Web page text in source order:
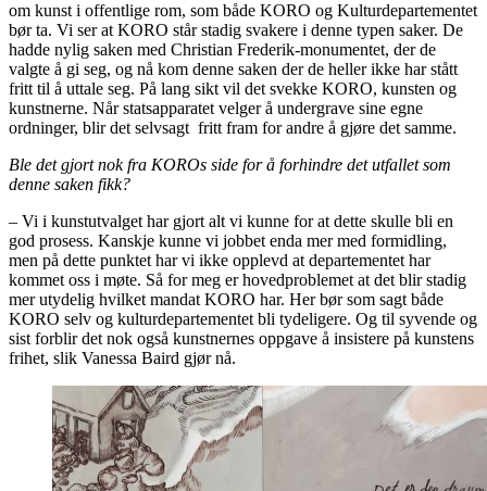
om kunst i offentlige rom, som både KORO og Kulturdepartementet
bør ta. Vi ser at KORO står stadig svakere i denne typen saker. De
hadde nylig saken med Christian Frederik-monumentet, der de
valgte å gi seg, og nå kom denne saken der de heller ikke har stått
fritt til å uttale seg. På lang sikt vil det svekke KORO, kunsten og
kunstnerne. Når statsapparatet velger å undergrave sine egne
ordninger, blir det selvsagt fritt fram for andre å gjøre det samme.
Ble det gjort nok fra KOROs side for å forhindre det utfallet som
denne saken fikk?
– Vi i kunstutvalget har gjort alt vi kunne for at dette skulle bli en
god prosess. Kanskje kunne vi jobbet enda mer med formidling,
men på dette punktet har vi ikke opplevd at departementet har
kommet oss i møte. Så for meg er hovedproblemet at det blir stadig
mer utydelig hvilket mandat KORO har. Her bør som sagt både
KORO selv og kulturdepartementet bli tydeligere. Og til syvende og
sist forblir det nok også kunstnernes oppgave å insistere på kunstens
frihet, slik Vanessa Baird gjør nå.